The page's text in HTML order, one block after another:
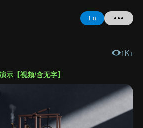
En
Register
1K+
示【视频/含无字】